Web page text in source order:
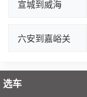
宣城到威海
六安到嘉峪关
选车